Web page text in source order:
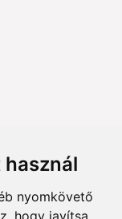
nyomkövető
hogy javítsa